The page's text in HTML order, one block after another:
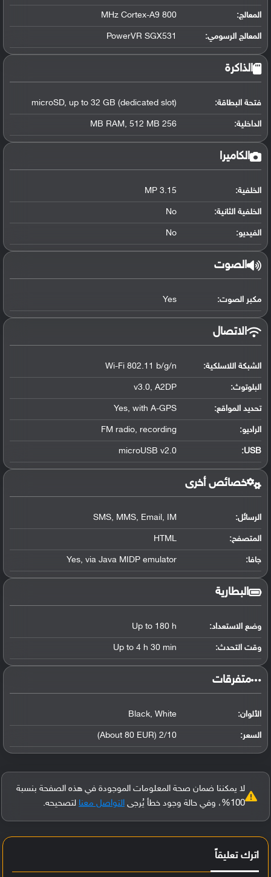
المعالج:
800 MHz Cortex-A9
المعالج الرسومي:
PowerVR SGX531
الذاكرة
فتحة البطاقة: microSD, up to 32 GB (dedicated slot)
الداخلية: 256 MB RAM, 512 MB
الكاميرا
الخلفية: 3.15 MP
الخلفية الثانية: No
الفيديو: No
الصوت
مكبر الصوت: Yes
الاتصال
الشبكة اللاسلكية: Wi-Fi 802.11 b/g/n
البلوتوث:
v3.0, A2DP
تحديد المواقع:
Yes, with A-GPS
الراديو: FM radio, recording
USB
:
microUSB v2.0
خصائص أخرى
الرسائل: SMS, MMS, Email, IM
المتصفح: HTML
جافا: Yes, via Java MIDP emulator
البطارية
وضع الاستعداد: Up to 180 h
وقت التحدث: Up to 4 h 30 min
‏متفرقات‏
الألوان: Black, White
السعر: 2/10 (About 80 EUR)
لا يمكننا ضمان صحة المعلومات الموجودة في هذه الصفحة بنسبة
100%، وفي حالة وجود خطأ يُرجى
التواصل معنا لتصحيحه.
اترك تعليقاً